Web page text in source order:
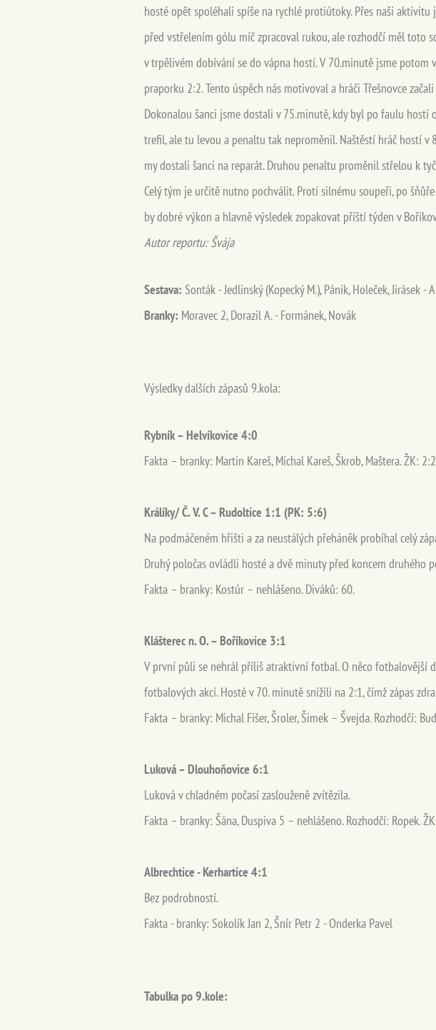
hosté opět spoléhali spíše na rychlé protiútoky. Přes naši
před vstřelením gólu míč zpracoval rukou, ale rozhodčí měl toto
v trpělivém dobívání se do vápna hostí. V 70.minutě jsme
praporku 2:2. Tento úspěch nás motivoval a hráči Třešnovce
Dokonalou šanci jsme dostali v 75.minutě, kdy byl po faulu
trefil, ale tu levou a penaltu tak neproměnil. Naštěstí hráč hostí v
my dostali šanci na reparát. Druhou penaltu proměnil střelou k
Celý tým je určitě nutno pochválit. Proti silnému soupeři, po
by dobré výkon a hlavně výsledek zopakovat příští týden v
Autor reportu: Švája
Sestava: Sonták - Jedlinský (Kopecký M.), Pánik, Holeček, Jirásek -
Branky: Moravec 2, Dorazil A. - Formánek, Novák
Výsledky dalších zápasů 9.kola:
Rybník – Helvíkovice 4:0
Fakta – branky: Martin Kareš, Michal Kareš, Škrob, Maštera. ŽK:
Králíky/ Č. V. C – Rudoltice 1:1 (PK: 5:6)
Na podmáčeném hřišti a za neustálých přeháněk probíhal celý
Druhý poločas ovládli hosté a dvě minuty před koncem druhého
Fakta – branky: Kostúr – nehlášeno. Diváků: 60.
Klášterec n. O. – Boříkovice 3:1
V první půli se nehrál příliš atraktivní fotbal. O něco fotbalovější
fotbalových akcí. Hosté v 70. minutě snížili na 2:1, čímž zápas
Fakta – branky: Michal Fišer, Šroler, Šimek – Švejda. Rozhodčí:
Luková – Dlouhoňovice 6:1
Luková v chladném počasí zaslouženě zvítězila.
Fakta – branky: Šána, Duspiva 5 – nehlášeno. Rozhodčí: Ropek.
Albrechtice - Kerhartice 4:1
Bez podrobností.
Fakta - branky: Sokolík Jan 2, Šnír Petr 2 - Onderka Pavel
Tabulka po 9.kole: